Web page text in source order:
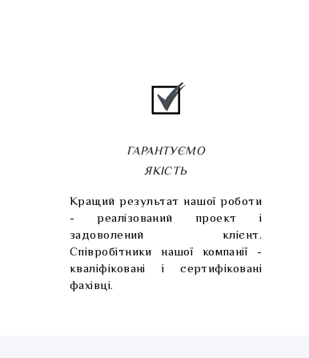
ГАРАНТУЄМО
ЯКІСТЬ
Кращий результат нашої роботи
- реалізований проект і
задоволений клієнт.
Співробітники нашої компанії -
кваліфіковані і сертифіковані
фахівці.